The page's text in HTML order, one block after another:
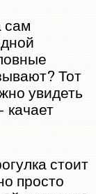
сам
Тот
увидеть
стоит
просто